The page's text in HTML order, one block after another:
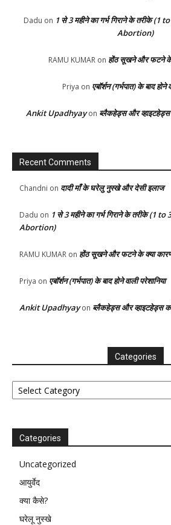
Dadu on 1 से 3 महीने का गर्भ गिराने के तरीके
Abortion)
RAMU KUMAR on होंठ सूखने और फटने के
Priya on एबॉर्शन (गर्भपात) के बाद होने
Ankit Upadhyayon ब्लैकहेड्स और
Recent Comments
Chandni on दादी माँ के घरेलु नुस्खे और देसी इलाज
Dadu on 1 से 3 महीने का गर्भ गिराने के तरीके (1
Abortion)
RAMU KUMAR on होंठ सूखने और फटने के क्या
Priya on एबॉर्शन (गर्भपात) के बाद होने वाली परेशानिया
Ankit Upadhyayon ब्लैकहेड्स और व्हाइटहेड्स
Categories
Categories
Categories
Uncategorized
आयुर्वेद
क्या कैसे?
घरेलू नुस्खे